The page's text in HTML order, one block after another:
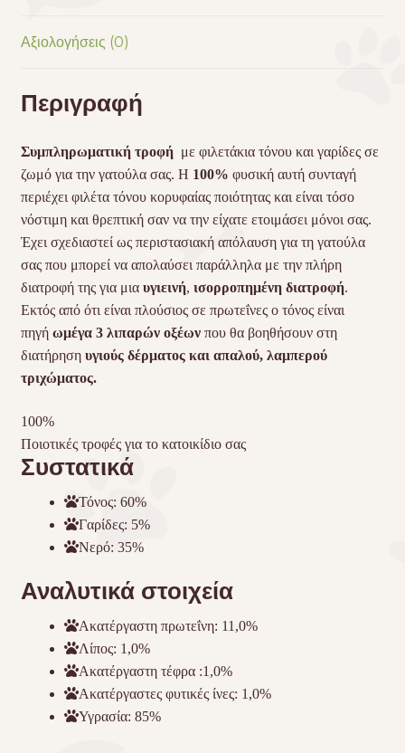
Αξιολογήσεις (0)
Περιγραφή
Συμπληρωματική τροφήμε φιλετάκια τόνου και γαρίδες σε
ζωμό για την γατούλα σας. Η 100% φυσική αυτή συνταγή
περιέχει φιλέτα τόνου κορυφαίας ποιότητας και είναι τόσο
νόστιμη και θρεπτική σαν να την είχατε ετοιμάσει μόνοι σας.
Έχει σχεδιαστεί ως περιστασιακή απόλαυση για τη γατούλα
σας που μπορεί να απολαύσει παράλληλα με την πλήρη
διατροφή της για μια υγιεινή, ισορροπημένη διατροφή.
Εκτός από ότι είναι πλούσιος σε πρωτεΐνες ο τόνος είναι
πηγή ωμέγα 3 λιπαρών οξέωνπου θα βοηθήσουν στη
διατήρησηυγιούς δέρματος και απαλού, λαμπερού
τριχώματος.
100%
Ποιοτικές τροφές για το κατοικίδιο σας
Συστατικά
Τόνος: 60%
Γαρίδες: 5%
Νερό: 35%
Αναλυτικά στοιχεία
Ακατέργαστη πρωτεΐνη: 11,0%
Λίπος: 1,0%
Ακατέργαστη τέφρα :1,0%
Ακατέργαστες φυτικές ίνες: 1,0%
Υγρασία: 85%